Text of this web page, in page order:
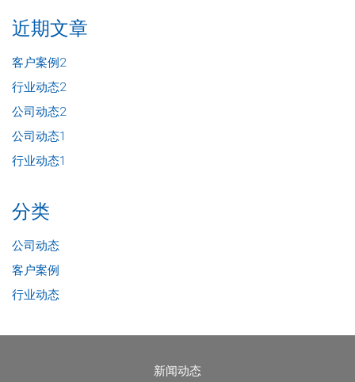
近期文章
客户案例2
行业动态2
公司动态2
公司动态1
行业动态1
分类
公司动态
客户案例
行业动态
新闻动态